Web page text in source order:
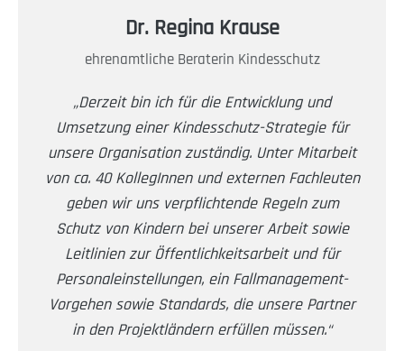
Dr. Regina Krause
ehrenamtliche Beraterin Kindesschutz
„Derzeit bin ich für die Entwicklung und
Umsetzung einer Kindesschutz-Strategie für
unsere Organisation zuständig. Unter Mitarbeit
von ca. 40 KollegInnen und externen Fachleuten
geben wir uns verpflichtende Regeln zum
Schutz von Kindern bei unserer Arbeit sowie
Leitlinien zur Öffentlichkeitsarbeit und für
Personaleinstellungen, ein Fallmanagement-
Vorgehen sowie Standards, die unsere Partner
in den Projektländern erfüllen müssen.“